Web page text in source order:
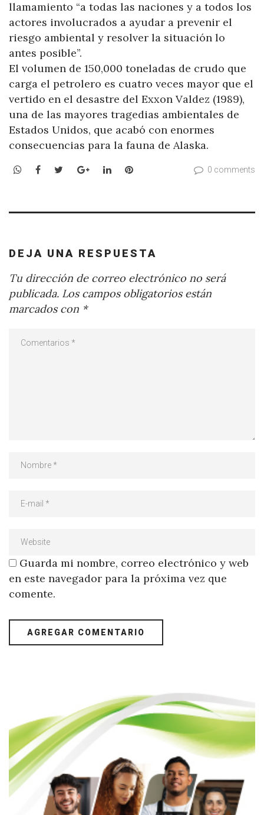
llamamiento “a todas las naciones y a todos los
actores involucrados a ayudar a prevenir el
riesgo ambiental y resolver la situación lo
antes posible”.
El volumen de 150,000 toneladas de crudo que
carga el petrolero es cuatro veces mayor que el
vertido en el desastre del Exxon Valdez (1989),
una de las mayores tragedias ambientales de
Estados Unidos, que acabó con enormes
consecuencias para la fauna de Alaska.
WhatsApp
Facebook
TwitterGoogle+LinkedInPinterest 0 comments
DEJA UNA RESPUESTA
Tu dirección de correo electrónico no será
publicada. Los campos obligatorios están
marcados con *
Guarda mi nombre, correo electrónico y web
en este navegador para la próxima vez que
comente.